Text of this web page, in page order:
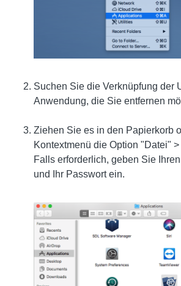
Suchen Sie die Verknüpfung der
Anwendung, die Sie entfernen
Ziehen Sie es in den Papierkorb
Kontextmenü die Option "Datei"
Falls erforderlich, geben Sie
und Ihr Passwort ein.